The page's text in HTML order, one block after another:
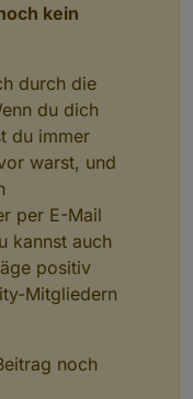
kein
durch die
du dich
du immer
warst, und
per E-Mail
kannst auch
positiv
Mitgliedern
noch